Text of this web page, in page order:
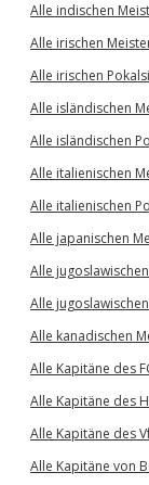
Alle indischen
Alle irischen
Alle irischen
Alle isländischen
Alle isländischen
Alle italienischen
Alle italienischen
Alle japanischen
Alle
Alle
Alle kanadischen
Alle Kapitäne des
Alle Kapitäne des
Alle Kapitäne des
Alle Kapitäne von